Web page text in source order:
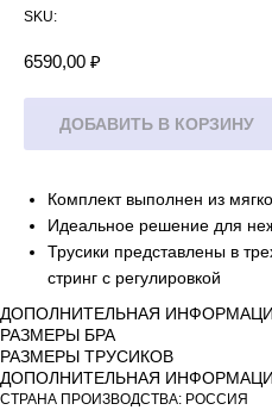
SKU:
6590,00 ₽
ДОБАВИТЬ В КОРЗИНУ
Комплект выполнен из
Идеальное решение для
Трусики представлены в
стринг с регулировкой
ДОПОЛНИТЕЛЬНАЯ
РАЗМЕРЫ БРА
РАЗМЕРЫ ТРУСИКОВ
ДОПОЛНИТЕЛЬНАЯ
СТРАНА ПРОИЗВОДСТВА: РОССИЯ